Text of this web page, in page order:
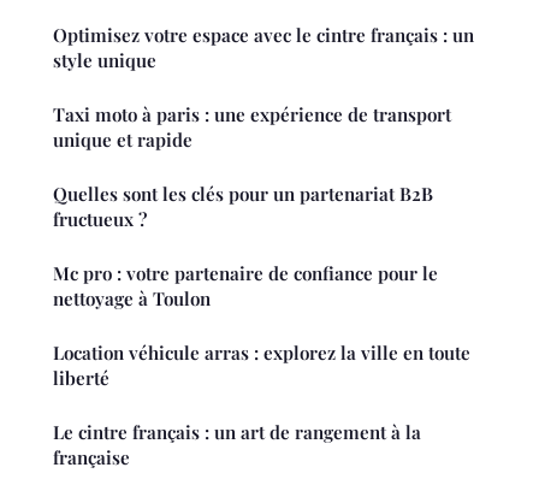
Optimisez votre espace avec le cintre français : un
style unique
Taxi moto à paris : une expérience de transport
unique et rapide
Quelles sont les clés pour un partenariat B2B
fructueux ?
Mc pro : votre partenaire de confiance pour le
nettoyage à Toulon
Location véhicule arras : explorez la ville en toute
liberté
Le cintre français : un art de rangement à la
française